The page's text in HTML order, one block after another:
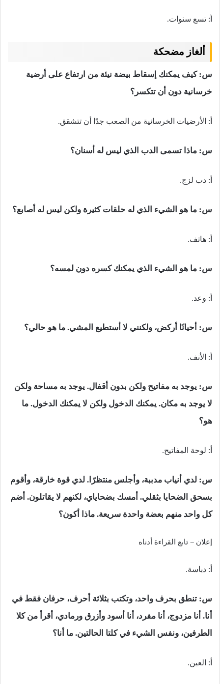
أ: تسع سنوات.
ألغاز مضحكة
س: كيف يمكنك إسقاط بيضة نيئة من ارتفاع على أرضية
خرسانية دون أن تتكسر؟
أ: الأرضيات الخرسانية من الصعب جدًا أن تتشقق.
س: ماذا تسمى الدب الذي ليس له أسنان؟
أ: دب لزج.
س: ما هو الشيء الذي له حلقات كثيرة ولكن ليس له أصابع؟
أ: هاتف.
س: ما هو الشيء الذي يمكنك كسره دون لمسه؟
أ: وعد.
س: أحيانًا أركض، ولكنني لا أستطيع المشي. ما هو حالي؟
أ: الأنف.
س: يوجد به مفاتيح ولكن بدون أقفال. يوجد به مساحة ولكن
لا يوجد به مكان. يمكنك الدخول ولكن لا يمكنك الدخول. ما
هو؟
أ: لوحة المفاتيح.
س: لدي أنياب مدببة، وأجلس منتظرًا. لدي قوة خارقة، وأقوم
بسحق الضحايا بثقلي. أمسك بضحاياي، لكنهم لا يقاتلون. أضم
كل واحد منهم بعضة واحدة سريعة. ماذا أكون؟
إعلان – تابع القراءة أدناه
أ: دباسة.
س: تنطق بحرف واحد، وتكتب بثلاثة أحرف، حرفان فقط في
أنا. أنا مزدوج، أنا مفرد، أنا أسود وأزرق ورمادي، أقرأ من كلا
الطرفين، ونفس الشيء في كلتا الحالتين. ما أنا؟
أ: العين.